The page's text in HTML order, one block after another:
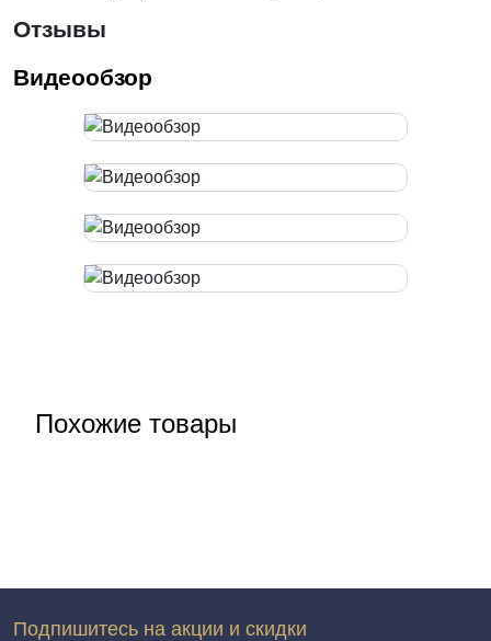
Отзывы
Видеообзор
Похожие товары
Подпишитесь на акции и скидки